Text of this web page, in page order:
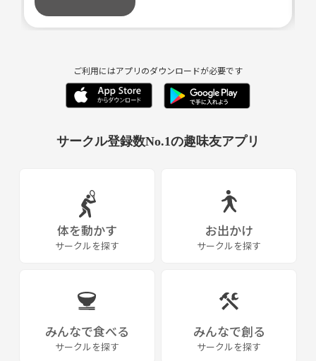
ご利用にはアプリのダウンロードが必要です
サークル登録数No.1の趣味友アプリ
体を動かす
サークルを探す
お出かけ
サークルを探す
みんなで食べる
サークルを探す
みんなで創る
サークルを探す